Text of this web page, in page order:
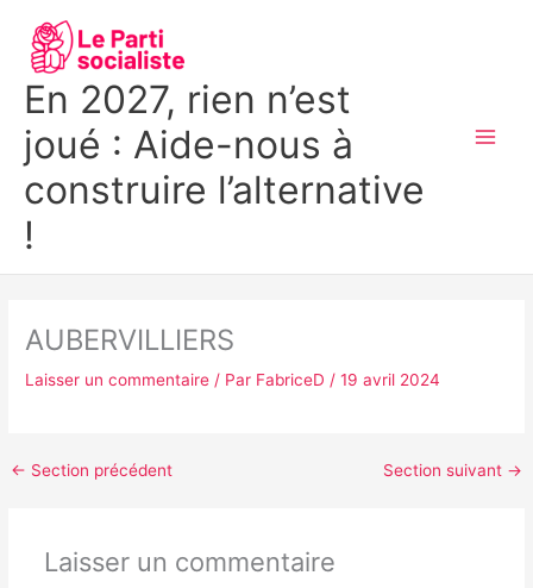
contenu
En 2027, rien n’est
joué : Aide-nous à
construire l’alternative
!
AUBERVILLIERS
Laisser un commentaire / Par FabriceD/19 avril 2024
← Section précédent Section suivant →
Laisser un commentaire